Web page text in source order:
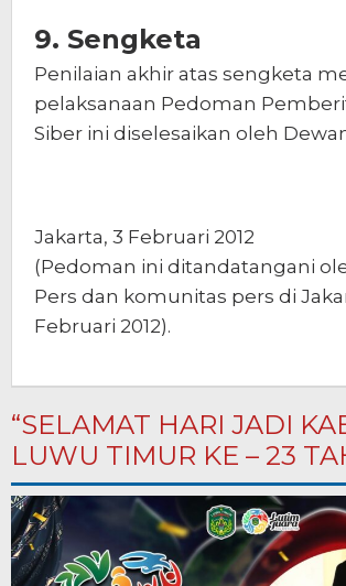
9. Sengketa
Penilaian akhir atas sengketa
pelaksanaan Pedoman
Siber ini diselesaikan oleh
Jakarta, 3 Februari 2012
(Pedoman ini ditandatangani
Pers dan komunitas pers di
Februari 2012).
“SELAMAT HARI JADI
LUWU TIMUR KE – 23